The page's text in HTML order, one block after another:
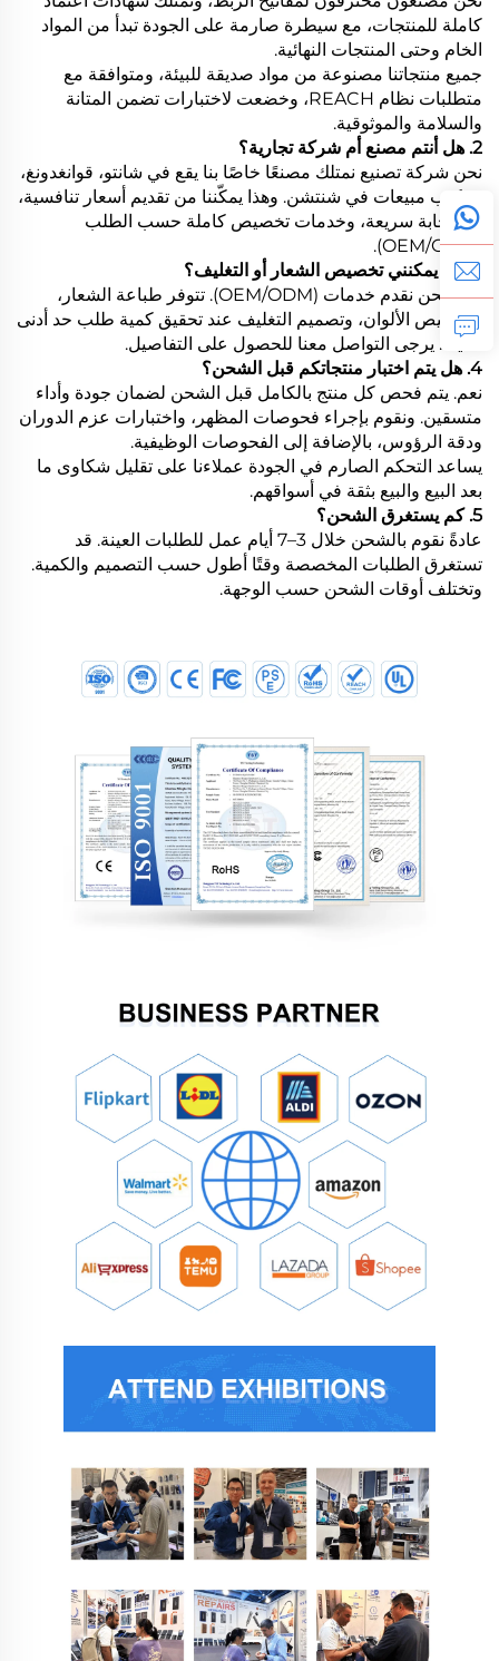
كاملة للمنتجات، مع سيطرة صارمة على الجودة تبدأ من المواد
الخام وحتى المنتجات النهائية.
جميع منتجاتنا مصنوعة من مواد صديقة للبيئة، ومتوافقة مع
متطلبات نظام REACH، وخضعت لاختبارات تضمن المتانة
والسلامة والموثوقية.
2. هل أنتم مصنع أم شركة تجارية؟
نحن شركة تصنيع نمتلك مصنعًا خاصًا بنا يقع في شانتو، قوانغدونغ،
ومكتب مبيعات في شنتشن. وهذا يمكّننا من تقديم أسعار تنافسية،
واستجابة سريعة، وخدمات تخصيص كاملة حسب الطلب
(OEM/ODM).
3. هل يمكنني تخصيص الشعار أو التغليف؟
نعم، نحن نقدم خدمات (OEM/ODM). تتوفر طباعة الشعار،
وتخصيص الألوان، وتصميم التغليف عند تحقيق كمية طلب حد أدنى
معينة. يرجى التواصل معنا للحصول على التفاصيل.
4. هل يتم اختبار منتجاتكم قبل الشحن؟
نعم. يتم فحص كل منتج بالكامل قبل الشحن لضمان جودة وأداء
متسقين. ونقوم بإجراء فحوصات المظهر، واختبارات عزم الدوران
ودقة الرؤوس، بالإضافة إلى الفحوصات الوظيفية.
يساعد التحكم الصارم في الجودة عملاءنا على تقليل شكاوى ما
بعد البيع والبيع بثقة في أسواقهم.
5. كم يستغرق الشحن؟
عادةً نقوم بالشحن خلال 3–7 أيام عمل للطلبات العينة. قد
تستغرق الطلبات المخصصة وقتًا أطول حسب التصميم والكمية.
وتختلف أوقات الشحن حسب الوجهة.